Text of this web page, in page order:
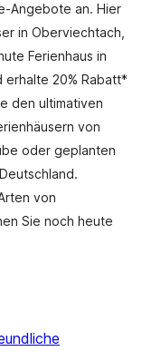
Angebote an. Hier
in Oberviechtach,
Ferienhaus in
erhalte 20% Rabatt*
den ultimativen
von
oder geplanten
von
Sie noch heute